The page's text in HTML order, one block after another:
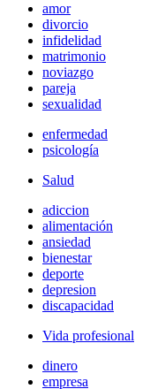
amor
divorcio
infidelidad
matrimonio
noviazgo
pareja
sexualidad
enfermedad
psicología
Salud
adiccion
alimentación
ansiedad
bienestar
deporte
depresion
discapacidad
Vida profesional
dinero
empresa